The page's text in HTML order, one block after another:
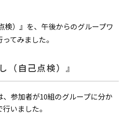
）』を、午後からのグループワ
てみました。
自己点検）』
、参加者が10組のグループに分か
いました。